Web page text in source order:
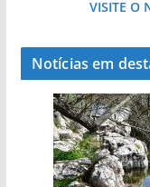
VISITE O
Notícias em